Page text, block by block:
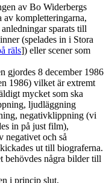
av Bo Widerbergs
av kompletteringarna,
sparats till
(spelades in i Stora
räls]) eller scener som
gjordes 8 december 1986
1986) vilket är extremt
mycket som ska
ljudläggning
negativklippning (vi
in på just film),
negativet och så
ut till biograferna.
behövdes några bilder till
i princip slut.